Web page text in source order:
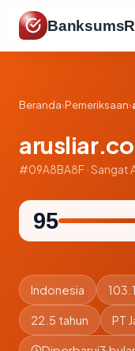
Beranda›Pemeriksaan›
#09A8BA8F · Sangat
95
Indonesia
22.5 tahun PT